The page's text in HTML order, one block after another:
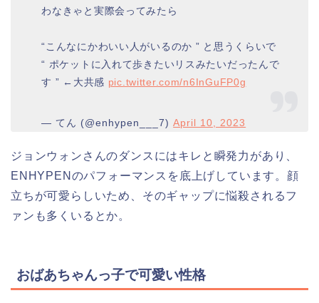
わなきゃと実際会ってみたら
“こんなにかわいい人がいるのか ” と思うくらいで
“ ポケットに入れて歩きたいリスみたいだったんで
す ” ←大共感 pic.twitter.com/n6InGuFP0g
— てん (@enhypen___7)April 10, 2023
ジョンウォンさんのダンスにはキレと瞬発力があり、
ENHYPENのパフォーマンスを底上げしています。顔
立ちが可愛らしいため、そのギャップに悩殺されるフ
ァンも多くいるとか。
おばあちゃんっ子で可愛い性格